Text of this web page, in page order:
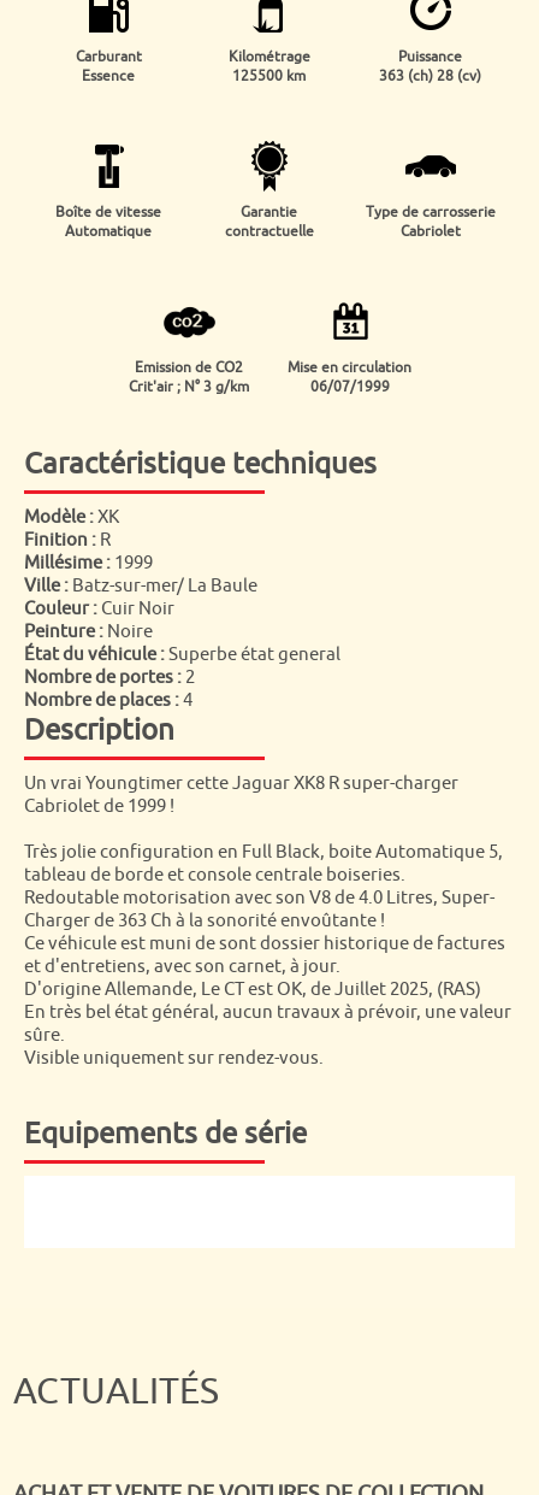
Carburant
Essence
Kilométrage
125500 km
Puissance
363 (ch) 28 (cv)
Boîte de vitesse
Automatique
Garantie
contractuelle
Type de carrosserie
Cabriolet
Emission de CO2
Crit'air ; N° 3 g/km
Mise en circulation
06/07/1999
Caractéristique techniques
Modèle :XK
Finition : R
Millésime : 1999
Ville : Batz-sur-mer/ La Baule
Couleur : Cuir Noir
Peinture : Noire
État du véhicule :Superbe état general
Nombre de portes : 2
Nombre de places :4
Description
Un vrai Youngtimer cette Jaguar XK8 R super-charger
Cabriolet de 1999 !
Très jolie configuration en Full Black, boite Automatique 5,
tableau de borde et console centrale boiseries.
Redoutable motorisation avec son V8 de 4.0 Litres, Super-
Charger de 363 Ch à la sonorité envoûtante !
Ce véhicule est muni de sont dossier historique de factures
et d'entretiens, avec son carnet, à jour.
D'origine Allemande, Le CT est OK, de Juillet 2025, (RAS)
En très bel état général, aucun travaux à prévoir, une valeur
sûre.
Visible uniquement sur rendez-vous.
Equipements de série
ACTUALITÉS